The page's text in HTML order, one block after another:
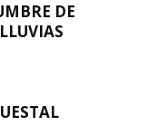
DE